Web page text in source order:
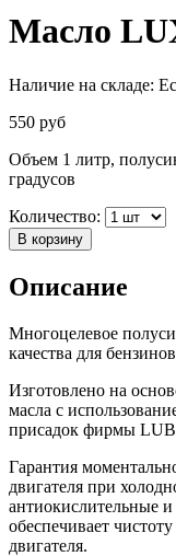
Масло
Наличие на складе:
550 руб
Объем 1 литр,
градусов
Количество:
В корзину
Описание
Многоцелевое
качества для
Изготовлено на
масла с
присадок фирмы
Гарантия
двигателя при
антиокислительные
обеспечивает
двигателя.